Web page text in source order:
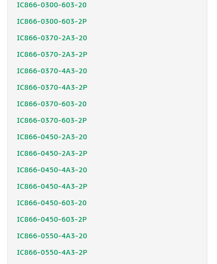
IC866-0300-603-20
IC866-0300-603-2P
IC866-0370-2A3-20
IC866-0370-2A3-2P
IC866-0370-4A3-20
IC866-0370-4A3-2P
IC866-0370-603-20
IC866-0370-603-2P
IC866-0450-2A3-20
IC866-0450-2A3-2P
IC866-0450-4A3-20
IC866-0450-4A3-2P
IC866-0450-603-20
IC866-0450-603-2P
IC866-0550-4A3-20
IC866-0550-4A3-2P